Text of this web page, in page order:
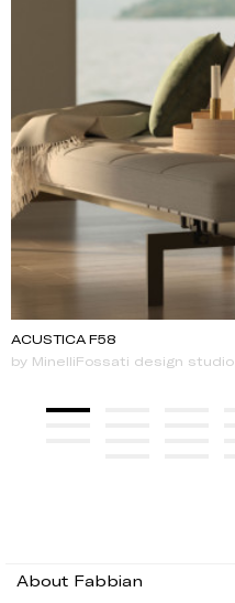
ACUSTICA F58
by MinelliFossati design studio
About Fabbian